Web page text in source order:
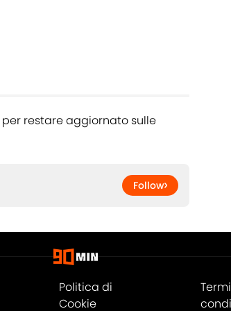
per restare aggiornato sulle
Follow
Politica di
Cookie